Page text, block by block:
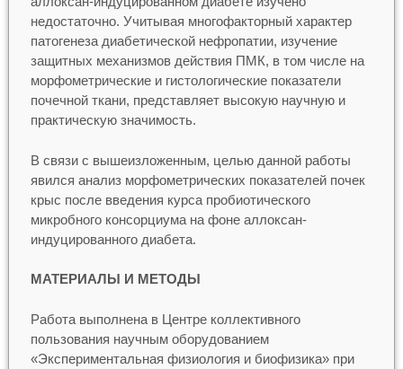
недостаточно. Учитывая многофакторный характер
патогенеза диабетической нефропатии, изучение
защитных механизмов действия ПМК, в том числе на
морфометрические и гистологические показатели
почечной ткани, представляет высокую научную и
практическую значимость.
В связи с вышеизложенным, целью данной работы
явился анализ морфометрических показателей почек
крыс после введения курса пробиотического
микробного консорциума на фоне аллоксан-
индуцированного диабета.
МАТЕРИАЛЫ И МЕТОДЫ
Работа выполнена в Центре коллективного
пользования научным оборудованием
«Экспериментальная физиология и биофизика» при